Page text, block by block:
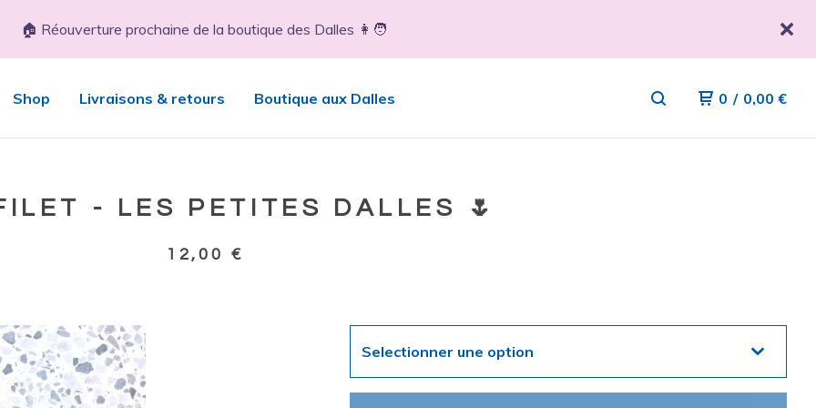
🏠 Réouverture prochaine de la boutique des Dalles 👩🧑
Shop Livraisons & retours Boutique aux Dalles 0 / 0,00 €
- LES PETITES DALLES 🌷
12,00 €